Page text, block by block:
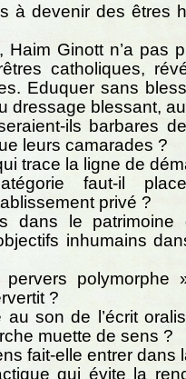
à devenir des êtres
Haim Ginott n’a pas
catholiques,
Eduquer sans
dressage blessant,
ils barbares
leurs camarades ?
trace la ligne de
faut-il
privé ?
dans le patrimoine
inhumains
pervers
?
au son de l’écrit
muette de sens ?
fait-elle entrer dans
qui évite la